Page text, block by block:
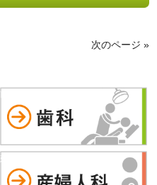
次のページ »
婦人科